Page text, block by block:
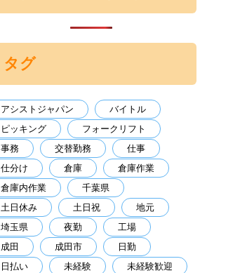
タグ
アシストジャパン
バイトル
ピッキング
フォークリフト
事務
交替勤務
仕事
仕分け
倉庫
倉庫作業
倉庫内作業
千葉県
土日休み
土日祝
地元
埼玉県
夜勤
工場
成田
成田市
日勤
日払い
未経験
未経験歓迎